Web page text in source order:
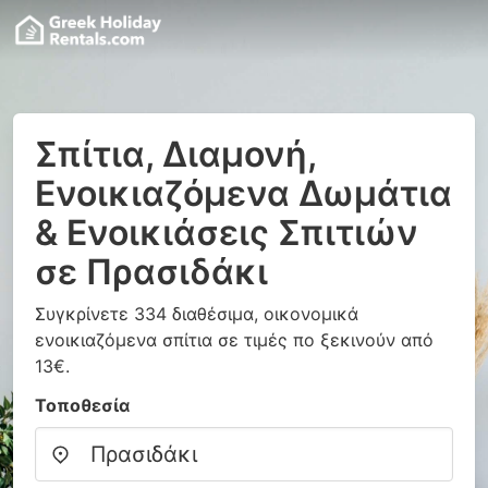
Σπίτια, Διαμονή,
Ενοικιαζόμενα Δωμάτια
& Ενοικιάσεις Σπιτιών
σε Πρασιδάκι
Συγκρίνετε 334 διαθέσιμα, οικονομικά
ενοικιαζόμενα σπίτια σε τιμές πο ξεκινούν από
13€.
Τοποθεσία